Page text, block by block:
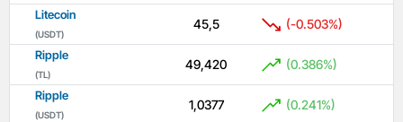
Litecoin
(USDT)
45,5 (-0.503%)
Ripple
(TL)
49,420 (0.386%)
Ripple
(USDT)
1,0377 (0.241%)